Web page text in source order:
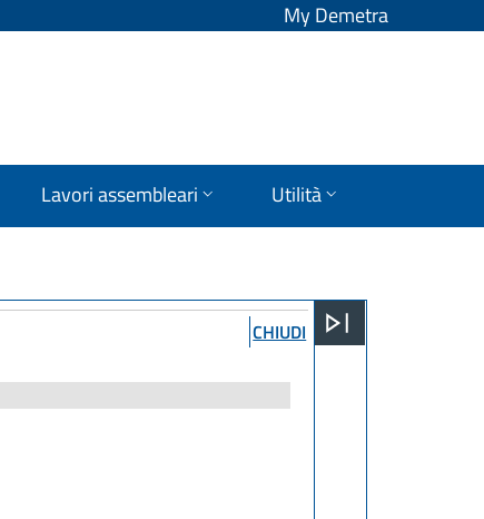
My Demetra
Lavori assembleari Utilità
CHIUDI